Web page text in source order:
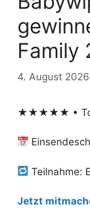
Family
4. August 2026
★★★★★ •
Teilnahme:
Jetzt